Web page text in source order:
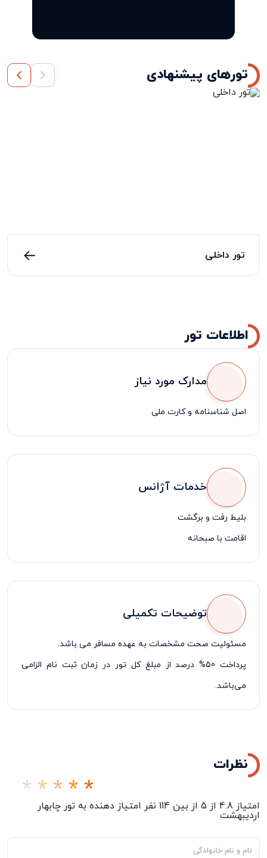
تورهای پیشنهادی
تور داخلی
اطلاعات تور
مدارک مورد نیاز
اصل شناسنامه و کارت ملی
خدمات آژانس
بلیط رفت و برگشت
اقامت با صبحانه
توضیحات تکمیلی
مسئولیت صحت مشخصات به عهده مسافر می باشد.
پرداخت 50% درصد از مبلغ کل تور در زمان ثبت نام الزامی
می‌باشد.
نظرات
امتیاز 4.8 از 5 از بین 114 نفر امتیاز دهنده به تور چابهار
اردیبهشت